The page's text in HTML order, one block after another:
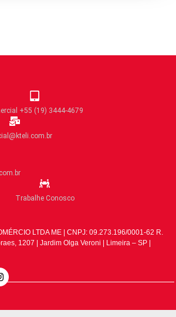
+55 (19) 3444-4679
Trabalhe Conosco
LTDA ME | CNPJ: 09.273.196/0001-62 R.
1207 | Jardim Olga Veroni | Limeira – SP |